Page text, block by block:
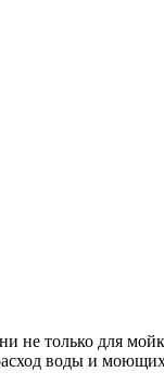
только для
воды и